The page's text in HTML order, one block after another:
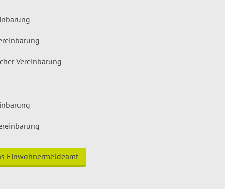
Vereinbarung
Einwohnermeldeamt